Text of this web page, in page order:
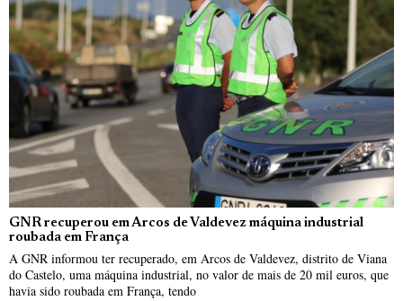
GNR recuperou em Arcos de Valdevez máquina industrial
roubada em França
A GNR informou ter recuperado, em Arcos de Valdevez, distrito de Viana
do Castelo, uma máquina industrial, no valor de mais de 20 mil euros, que
havia sido roubada em França, tendo